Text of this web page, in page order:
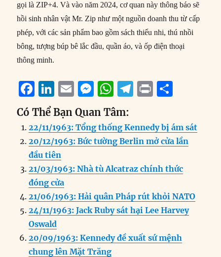
gọi là ZIP+4. Và vào năm 2024, cơ quan này thông báo sẽ
hồi sinh nhân vật Mr. Zip như một nguồn doanh thu từ cấp
phép, với các sản phẩm bao gồm sách thiếu nhi, thú nhồi
bông, tượng búp bê lắc đầu, quần áo, và ốp điện thoại
thông minh.
F
a
c
e
b
o
o
k
Li
n
k
e
d
I
n
E
m
ai
l
M
e
ss
e
n
g
W
h
at
s
A
p
T
e
g
r
a
P
n
t
a
re
Có Thể Bạn Quan Tâm:
22/11/1963: Tổng thống Kennedy bị ám sát
20/12/1963: Bức tường Berlin mở cửa lần
đầu tiên
21/03/1963: Nhà tù Alcatraz chính thức
đóng cửa
21/06/1963: Hải quân Pháp rút khỏi NATO
24/11/1963: Jack Ruby sát hại Lee Harvey
Oswald
20/09/1963: Kennedy đề xuất sứ mệnh
chung lên Mặt Trăng